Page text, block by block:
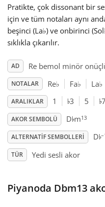
Deutsch
Español
Français
한국어
Pratikte, çok dissonant bir
için ve tüm notaları aynı
beşinci (La♭) ve onbirinci (Sol
sıklıkla çıkarılır.
AD Re bemol minör
NOTALAR Re♭ Fa♭ La♭
ARALIKLAR 1 ♭3 5 ♭7
AKOR SEMBOLÜ D♭m13
ALTERNATIF SEMBOLLERI D♭
TÜR Yedi sesli akor
Piyanoda Dbm13